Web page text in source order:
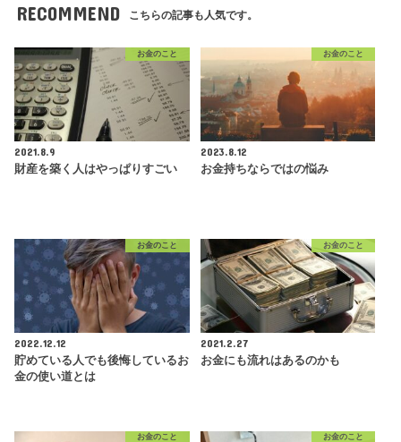
RECOMMEND こちらの記事も人気です。
お金のこと
2021.8.9
財産を築く人はやっぱりすごい
お金のこと
2023.8.12
お金持ちならではの悩み
お金のこと
2022.12.12
貯めている人でも後悔しているお
金の使い道とは
お金のこと
2021.2.27
お金にも流れはあるのかも
お金のこと お金のこと